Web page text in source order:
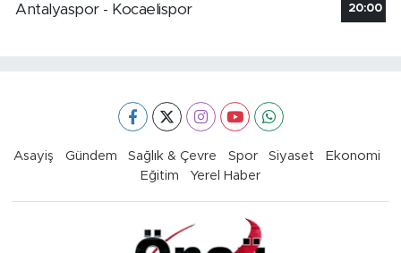
Antalyaspor - Kocaelispor 20:00
Asayiş Gündem Sağlık & Çevre Spor Siyaset
Ekonomi
Eğitim
Yerel Haber